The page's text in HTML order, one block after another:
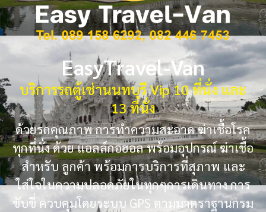
EasyTravel-Van
บริการรถตู้เช่านนทบุรี Vip 10 ที่นั่ง และ
13 ที่นั่ง
ด้วยรถคุณภาพ การทำความสะอาด ฆ่าเชื้อโรค
ทุกที่นั่ง ด้วย แอลล์กอฮอล พร้อมอุปกรณ์ ฆ่าเชื้อ
สำหรับ ลูกค้า พร้อมการบริการที่สุภาพ และ
ใส่ใจในความปลอดภัยในทุกๆการเดินทาง การ
ขับขี่ ควบคุมโดยระบบ GPS ตามมาตราฐานกรม